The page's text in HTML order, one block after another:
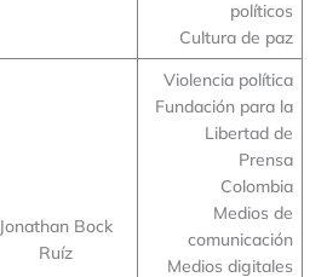
políticos
Cultura de paz
Jonathan Bock
Ruíz
Violencia política
Fundación para la
Libertad de
Prensa
Colombia
Medios de
comunicación
Medios digitales